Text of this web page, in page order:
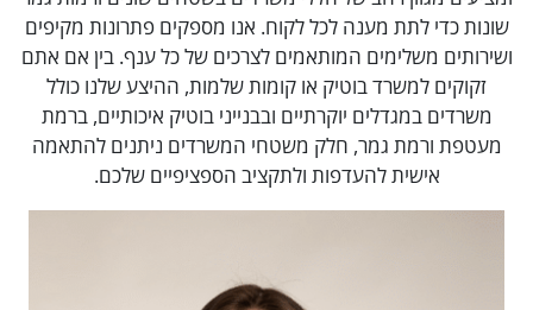
שונות כדי לתת מענה לכל לקוח. אנו מספקים פתרונות מקיפים
ושירותים משלימים המותאמים לצרכים של כל ענף. בין אם אתם
זקוקים למשרד בוטיק או קומות שלמות, ההיצע שלנו כולל
משרדים במגדלים יוקרתיים ובבנייני בוטיק איכותיים, ברמת
מעטפת ורמת גמר, חלק משטחי המשרדים ניתנים להתאמה
אישית להעדפות ולתקציב הספציפיים שלכם.